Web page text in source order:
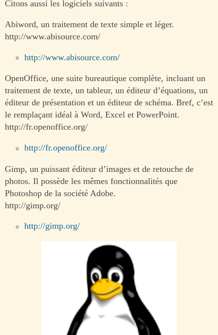
Citons aussi les logiciels suivants :
Abiword, un traitement de texte simple et léger.
http://www.abisource.com/
http://www.abisource.com/
OpenOffice, une suite bureautique complète, incluant un
traitement de texte, un tableur, un éditeur d’équations, un
éditeur de présentation et un éditeur de schéma. Bref, c’est
le remplaçant idéal à Word, Excel et PowerPoint.
http://fr.openoffice.org/
http://fr.openoffice.org/
Gimp, un puissant éditeur d’images et de retouche de
photos. Il possède les mêmes fonctionnalités que
Photoshop de la société Adobe.
http://gimp.org/
http://gimp.org/